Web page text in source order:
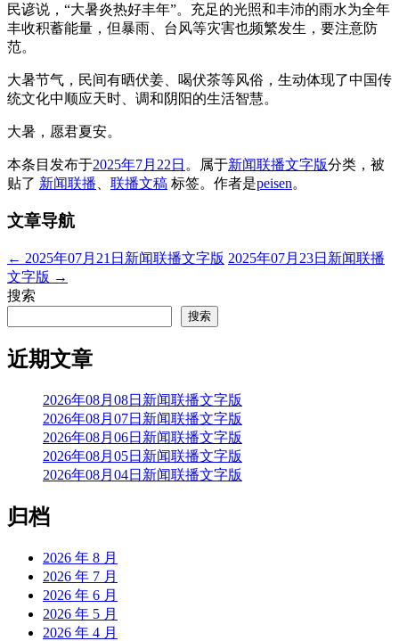
民谚说，“大暑炎热好丰年”。充足的光照和丰沛的雨水为全年
丰收积蓄能量，但暴雨、台风等灾害也频繁发生，要注意防
范。
大暑节气，民间有晒伏姜、喝伏茶等风俗，生动体现了中国传
统文化中顺应天时、调和阴阳的生活智慧。
大暑，愿君夏安。
本条目发布于2025年7月22日 。属于新闻联播文字版分类，被
贴了 新闻联播 联播文稿 标签。 作者是peisen。
文章导航
← 2025年07月21日新闻联播文字版 2025年07月23日新闻联播
文字版 →
搜索
搜索
近期文章
2026年08月08日新闻联播文字版
2026年08月07日新闻联播文字版
2026年08月06日新闻联播文字版
2026年08月05日新闻联播文字版
2026年08月04日新闻联播文字版
归档
2026 年 8 月
2026 年 7 月
2026 年 6 月
2026 年 5 月
2026 年 4 月